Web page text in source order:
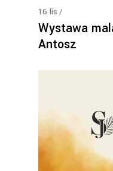
16 lis
Wystawa
Antosz